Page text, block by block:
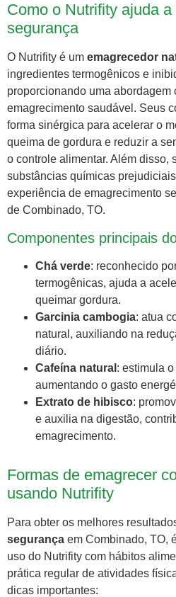
Como o Nutrifity ajuda
segurança
O Nutrifity é um emagrecedor
ingredientes termogênicos e
proporcionando uma abordagem
emagrecimento saudável. Seus
forma sinérgica para acelerar o
queima de gordura e reduzir a
o controle alimentar. Além disso,
substâncias químicas
experiência de emagrecimento
de Combinado, TO.
Componentes principais
Chá verde: reconhecido
termogênicas, ajuda a
queimar gordura.
Garcinia cambogia: atua
natural, auxiliando na
diário.
Cafeína natural : estimula
aumentando o gasto
Extrato de hibisco:
e auxilia na digestão,
emagrecimento.
Formas de emagrecer
usando Nutrifity
Para obter os melhores
segurança em Combinado, TO,
uso do Nutrifity com hábitos
prática regular de atividades
dicas importantes: